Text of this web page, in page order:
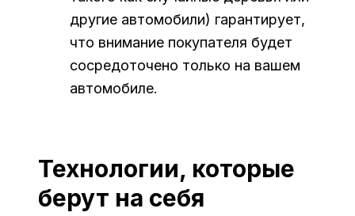
другие автомобили) гарантирует,
что внимание покупателя будет
сосредоточено только на вашем
автомобиле.
Технологии, которые
берут на себя